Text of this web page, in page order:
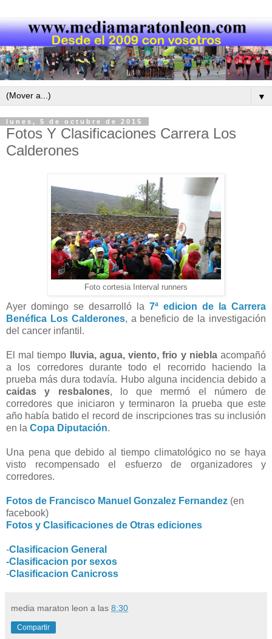
▼
lunes, 5 de octubre de 2015
Fotos Y Clasificaciones Carrera Los
Calderones
Foto cortesia Interval runners
Ayer domingo se desarrolló la 7ª edicion de la Carrera
Benéfica Los Calderones, a beneficio de la investigación
del cancer infantil.
El mal tiempo lluvia, agua, viento, frio y nieblaacompañó
a los corredores durante todo el recorrido haciendo la
prueba más dura todavía. Hubo alguna incidencia debido a
caidas y resbalones, lo que mermó el número de
corredores que iniciaron y terminaron la prueba que este
año había batido el record de inscripciones tras su inclusión
en la Copa Diputación.
Una pena que debido al tiempo climatológico no se haya
visto recompensado el esfuerzo de organizadores y
corredores.
Fotos de Francisco Manuel Gonzalez Fernandez (en
facebook)
Fotos y Clasificaciones de Otras ediciones
-Clasificacion General
-Clasificacion por sexos
-Clasificacion Canicross
media maraton leon a las 8:30
Compartir